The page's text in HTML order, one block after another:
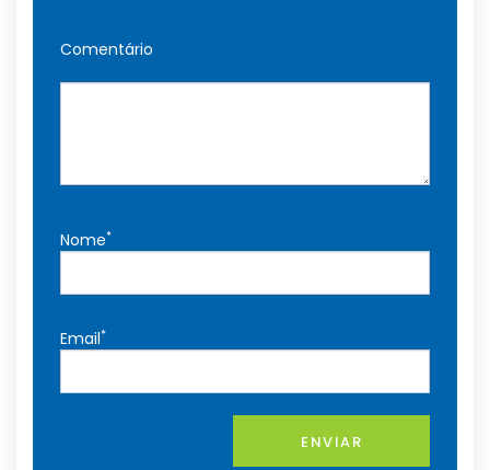
Comentário
Nome*
Email*
ENVIAR